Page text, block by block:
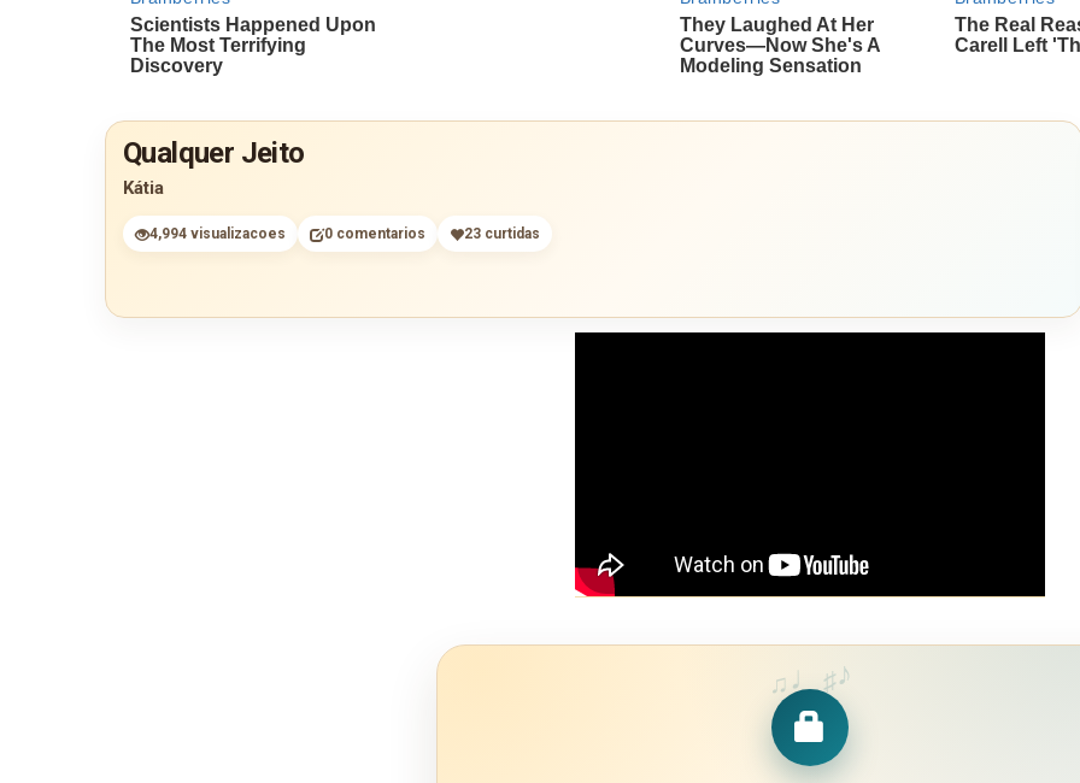
Qualquer Jeito
Kátia
4,994 visualizacoes 0 comentarios 23 curtidas
♫ ♩ ♯♪